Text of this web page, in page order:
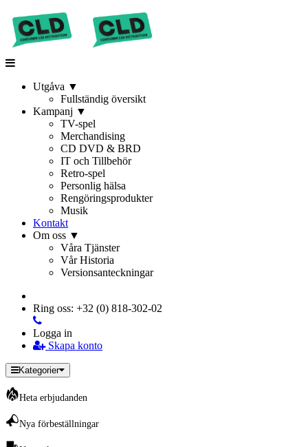
Utgåva ▼
Fullständig översikt
Kampanj ▼
TV-spel
Merchandising
CD DVD & BRD
IT och Tillbehör
Retro-spel
Personlig hälsa
Rengöringsprodukter
Musik
Kontakt
Om oss ▼
Våra Tjänster
Vår Historia
Versionsanteckningar
Ring oss: +32 (0) 818-302-02
Logga in
Skapa konto
Kategorier
Heta erbjudanden
Nya förbeställningar